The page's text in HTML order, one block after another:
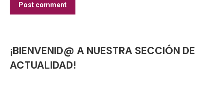
Post comment
¡BIENVENID@ A NUESTRA SECCIÓN DE
ACTUALIDAD!